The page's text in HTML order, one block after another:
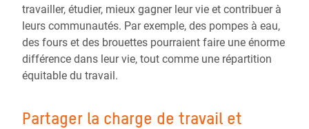
travailler, étudier, mieux gagner leur vie et contribuer à
leurs communautés. Par exemple, des pompes à eau,
des fours et des brouettes pourraient faire une énorme
différence dans leur vie, tout comme une répartition
équitable du travail.
Partager la charge de travail et